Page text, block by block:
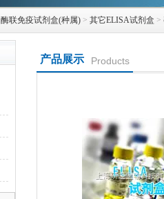
酶联免疫试剂盒(种属) > 其它ELISA试剂盒 >
产品展示 Products